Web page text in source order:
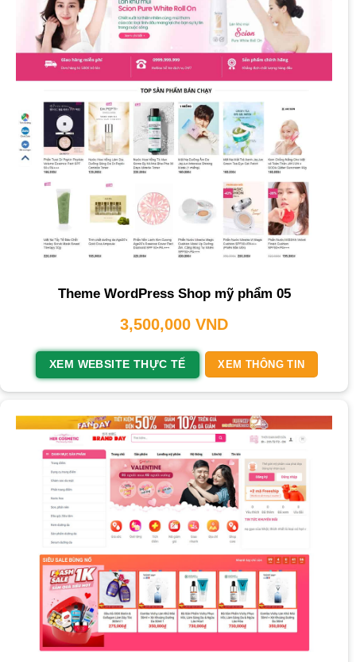
Theme WordPress Shop mỹ phẩm 05
3,500,000 VND
XEM WEBSITE THỰC TẾ XEM THÔNG TIN